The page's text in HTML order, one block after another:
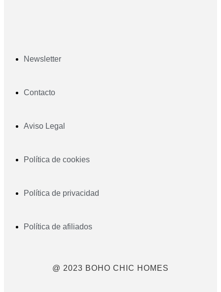
Newsletter
Contacto
Aviso Legal
Política de cookies
Política de privacidad
Política de afiliados
@ 2023 BOHO CHIC HOMES